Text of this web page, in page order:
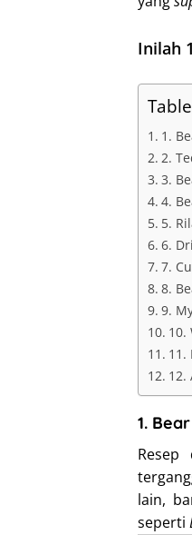
Inilah
1.
2.
3.
4.
5.
6.
7.
8.
9.
10.
11.
12.
1.
Resep
lain,
seperti